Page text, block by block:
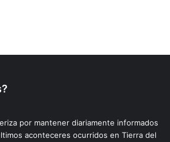
por mantener diariamente informados
aconteceres ocurridos en Tierra del